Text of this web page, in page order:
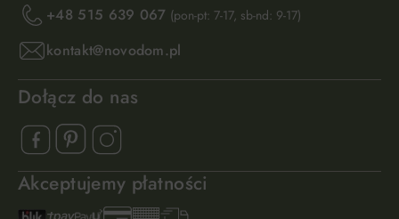
+48 515 639 067 (pon-pt: 7-17, sb-nd: 9-17)
kontakt@novodom.pl
Dołącz do nas
Akceptujemy płatności